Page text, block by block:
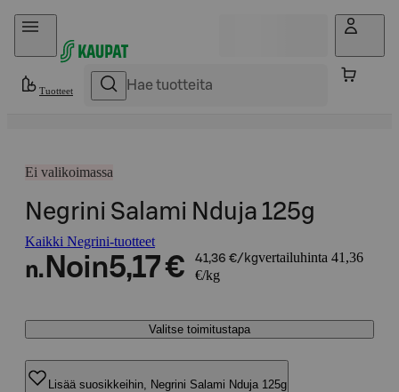
Hyppää sisältöön
Tuotteet
Ei valikoimassa
Negrini Salami Nduja 125g
Kaikki Negrini-tuotteet
n. Noin5,17 € 41,36 €/kgvertailuhinta 41,36
€/kg
Valitse toimitustapa
Lisää suosikkeihin, Negrini Salami Nduja 125g